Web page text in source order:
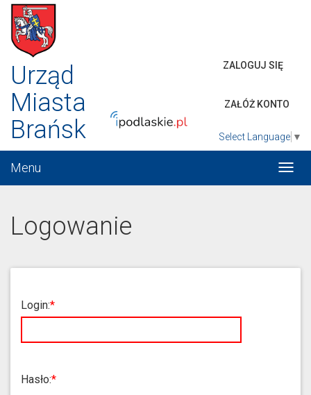
Urząd
Miasta
Brańsk
ZALOGUJ SIĘ
ZAŁÓŻ KONTO
Select Language ▼
Menu
Logowanie
Login:
Hasło: